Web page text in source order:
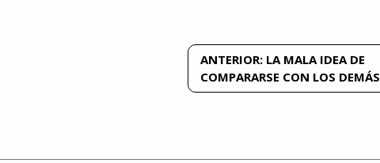
Navegación
de
ANTERIOR: LA MALA IDEA DE
COMPARARSE CON LOS DEMÁS